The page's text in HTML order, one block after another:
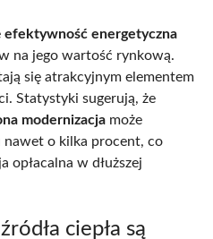
efektywność energetyczna
na jego wartość rynkową.
się atrakcyjnym elementem
Statystyki sugerują, że
modernizacja może
o kilka procent, co
opłacalna w dłuższej
ciepła są